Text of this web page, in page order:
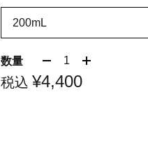
200mL
数量 1
税込 ¥4,400